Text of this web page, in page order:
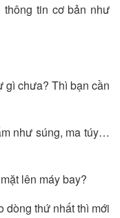
thông tin cơ bản như
gì chưa? Thì bạn cần
như súng, ma túy…
lên máy bay?
dòng thứ nhất thì mới